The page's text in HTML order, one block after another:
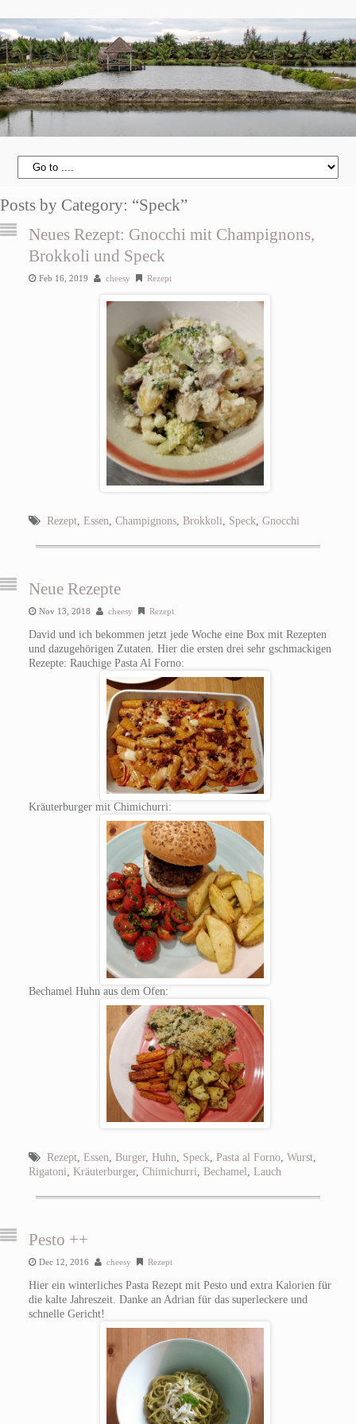
Posts by Category: “Speck”
Neues Rezept: Gnocchi mit Champignons,
Brokkoli und Speck
Feb 16, 2019 cheesy Rezept
Rezept, Essen Champignons, Brokkoli Speck Gnocchi
Neue Rezepte
Nov 13, 2018 cheesy Rezept
David und ich bekommen jetzt jede Woche eine Box mit Rezepten
und dazugehörigen Zutaten. Hier die ersten drei sehr gschmackigen
Rezepte: Rauchige Pasta Al Forno:
Kräuterburger mit Chimichurri:
Bechamel Huhn aus dem Ofen:
Rezept, Essen, Burger, Huhn, Speck, Pasta al Forno, Wurst,
Rigatoni, Kräuterburger, Chimichurri, Bechamel, Lauch
Pesto ++
Dec 12, 2016 cheesy Rezept
Hier ein winterliches Pasta Rezept mit Pesto und extra Kalorien für
die kalte Jahreszeit. Danke an Adrian für das superleckere und
schnelle Gericht!